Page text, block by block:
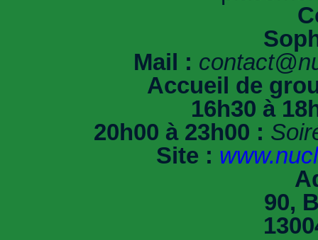
Mail :
Accueil de
16h30 à
20h00 à 23h00 :
Site :
90,